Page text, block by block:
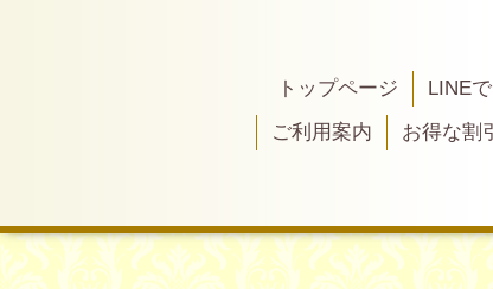
トップページ LINE
ご利用案内
お得な割引